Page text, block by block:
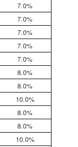
7.0%
7.0%
7.0%
7.0%
7.0%
8.0%
8.0%
10.0%
8.0%
8.0%
10.0%